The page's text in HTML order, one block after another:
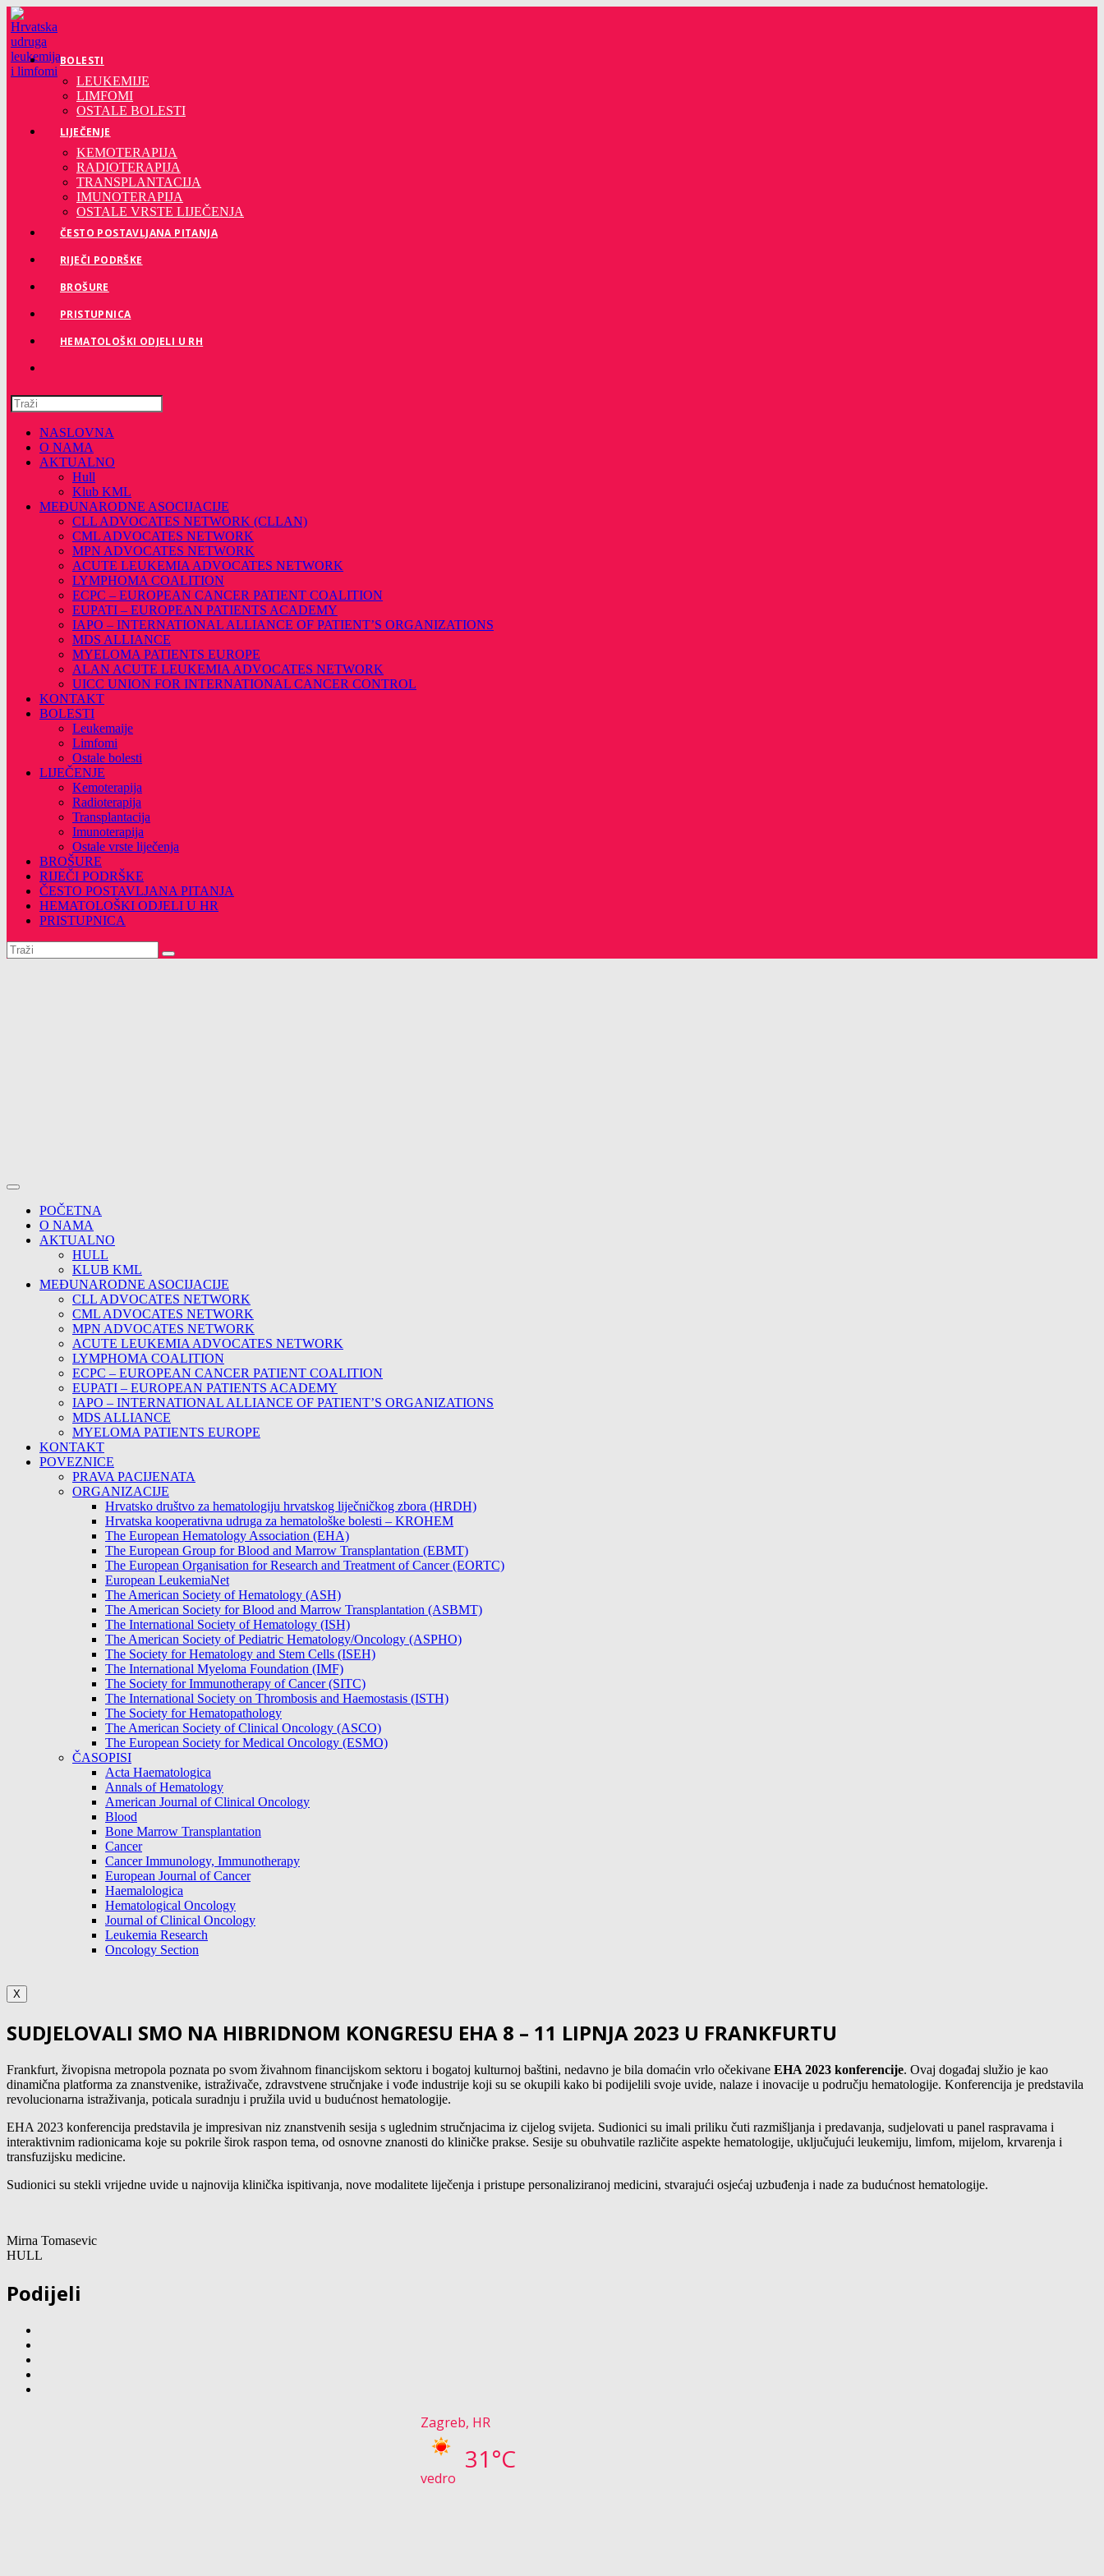
Preskoči
na
sadržaj
BOLESTI
LEUKEMIJE
LIMFOMI
OSTALE BOLESTI
LIJEČENJE
KEMOTERAPIJA
RADIOTERAPIJA
TRANSPLANTACIJA
IMUNOTERAPIJA
OSTALE VRSTE LIJEČENJA
ČESTO POSTAVLJANA PITANJA
RIJEČI PODRŠKE
BROŠURE
PRISTUPNICA
HEMATOLOŠKI ODJELI U RH
Pretražite
ovu
web
stranicu
NASLOVNA
O NAMA
AKTUALNO
Hull
Klub KML
MEĐUNARODNE ASOCIJACIJE
CLL ADVOCATES NETWORK (CLLAN)
CML ADVOCATES NETWORK
MPN ADVOCATES NETWORK
ACUTE LEUKEMIA ADVOCATES NETWORK
LYMPHOMA COALITION
ECPC – EUROPEAN CANCER PATIENT COALITION
EUPATI – EUROPEAN PATIENTS ACADEMY
IAPO – INTERNATIONAL ALLIANCE OF PATIENT’S ORGANIZATIONS
MDS ALLIANCE
MYELOMA PATIENTS EUROPE
ALAN ACUTE LEUKEMIA ADVOCATES NETWORK
UICC UNION FOR INTERNATIONAL CANCER CONTROL
KONTAKT
BOLESTI
Leukemaije
Limfomi
Ostale bolesti
LIJEČENJE
Kemoterapija
Radioterapija
Transplantacija
Imunoterapija
Ostale vrste liječenja
BROŠURE
RIJEČI PODRŠKE
ČESTO POSTAVLJANA PITANJA
HEMATOLOŠKI ODJELI U HR
PRISTUPNICA
POČETNA
O NAMA
AKTUALNO
HULL
KLUB KML
MEĐUNARODNE ASOCIJACIJE
CLL ADVOCATES NETWORK
CML ADVOCATES NETWORK
MPN ADVOCATES NETWORK
ACUTE LEUKEMIA ADVOCATES NETWORK
LYMPHOMA COALITION
ECPC – EUROPEAN CANCER PATIENT COALITION
EUPATI – EUROPEAN PATIENTS ACADEMY
IAPO – INTERNATIONAL ALLIANCE OF PATIENT’S ORGANIZATIONS
MDS ALLIANCE
MYELOMA PATIENTS EUROPE
KONTAKT
POVEZNICE
PRAVA PACIJENATA
ORGANIZACIJE
Hrvatsko društvo za hematologiju hrvatskog liječničkog zbora (HRDH)
Hrvatska kooperativna udruga za hematološke bolesti – KROHEM
The European Hematology Association (EHA)
The European Group for Blood and Marrow Transplantation (EBMT)
The European Organisation for Research and Treatment of Cancer (EORTC)
European LeukemiaNet
The American Society of Hematology (ASH)
The American Society for Blood and Marrow Transplantation (ASBMT)
The International Society of Hematology (ISH)
The American Society of Pediatric Hematology/Oncology (ASPHO)
The Society for Hematology and Stem Cells (ISEH)
The International Myeloma Foundation (IMF)
The Society for Immunotherapy of Cancer (SITC)
The International Society on Thrombosis and Haemostasis (ISTH)
The Society for Hematopathology
The American Society of Clinical Oncology (ASCO)
The European Society for Medical Oncology (ESMO)
ČASOPISI
Acta Haematologica
Annals of Hematology
American Journal of Clinical Oncology
Blood
Bone Marrow Transplantation
Cancer
Cancer Immunology, Immunotherapy
European Journal of Cancer
Haemalologica
Hematological Oncology
Journal of Clinical Oncology
Leukemia Research
Oncology Section
X
SUDJELOVALI SMO NA HIBRIDNOM KONGRESU EHA 8 – 11 LIPNJA 2023 U FRANKFURTU
Frankfurt, živopisna metropola poznata po svom živahnom financijskom sektoru i bogatoj kulturnoj baštini, nedavno je bila domaćin vrlo očekivane EHA 2023 konferencije. Ovaj događaj služio je kao
dinamična platforma za znanstvenike, istraživače, zdravstvene stručnjake i vođe industrije koji su se okupili kako bi podijelili svoje uvide, nalaze i inovacije u području hematologije. Konferencija je predstavila
revolucionarna istraživanja, poticala suradnju i pružila uvid u budućnost hematologije.
EHA 2023 konferencija predstavila je impresivan niz znanstvenih sesija s uglednim stručnjacima iz cijelog svijeta. Sudionici su imali priliku čuti razmišljanja i predavanja, sudjelovati u panel raspravama i
interaktivnim radionicama koje su pokrile širok raspon tema, od osnovne znanosti do kliničke prakse. Sesije su obuhvatile različite aspekte hematologije, uključujući leukemiju, limfom, mijelom, krvarenja i
transfuzijsku medicine.
Sudionici su stekli vrijedne uvide u najnovija klinička ispitivanja, nove modalitete liječenja i pristupe personaliziranoj medicini, stvarajući osjećaj uzbuđenja i nade za budućnost hematologije.
Mirna Tomasevic
HULL
Podijeli
Zagreb, HR
31°C
vedro